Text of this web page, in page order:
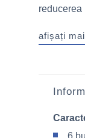
reducerea
afișați
6